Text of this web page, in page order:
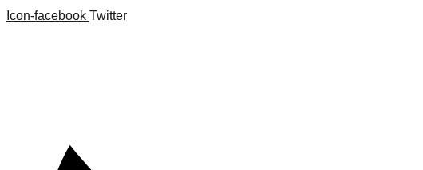
Saltar
Icon-facebook Twitter